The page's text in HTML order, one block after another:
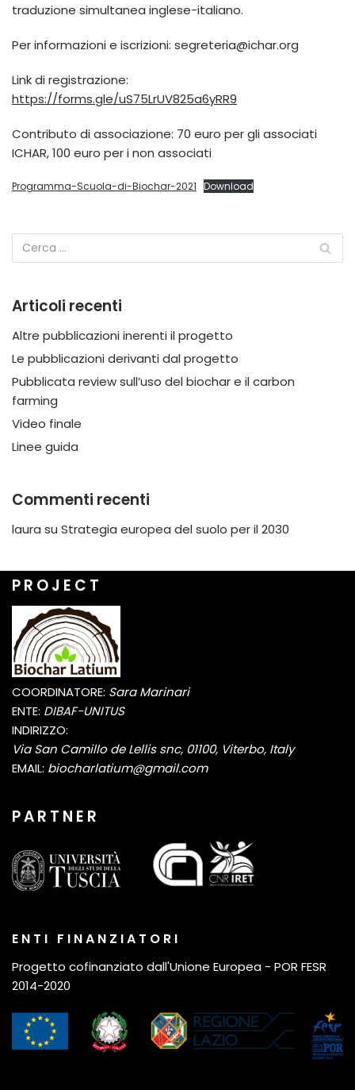
traduzione simultanea inglese-italiano.
Per informazioni e iscrizioni: segreteria@ichar.org
Link di registrazione:
https://forms.gle/uS75LrUV825a6yRR9
Contributo di associazione: 70 euro per gli associati
ICHAR, 100 euro per i non associati
Programma-Scuola-di-Biochar-2021 Download
Articoli recenti
Altre pubblicazioni inerenti il progetto
Le pubblicazioni derivanti dal progetto
Pubblicata review sull’uso del biochar e il carbon
farming
Video finale
Linee guida
Commenti recenti
laura su Strategia europea del suolo per il 2030
P R O J E C T
COORDINATORE: Sara Marinari
ENTE: DIBAF-UNITUS
INDIRIZZO:
Via San Camillo de Lellis snc, 01100, Viterbo, Italy
EMAIL: biocharlatium@gmail.com
P A R T N E R
E N T I F I N A N Z I A T O R I
Progetto cofinanziato dall'Unione Europea - POR FESR
2014-2020